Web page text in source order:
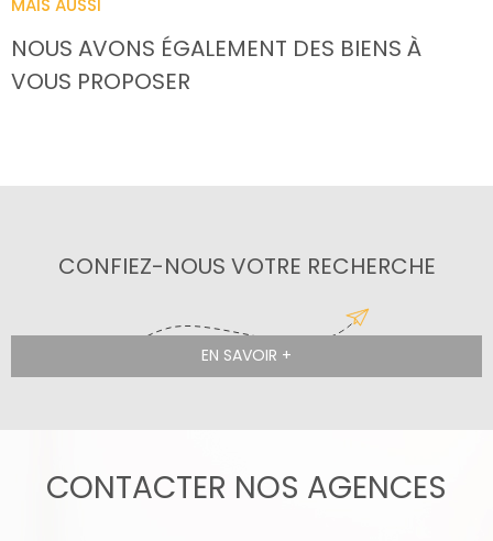
MAIS AUSSI
NOUS AVONS ÉGALEMENT DES BIENS À
VOUS PROPOSER
CONFIEZ-NOUS VOTRE RECHERCHE
EN SAVOIR +
CONTACTER NOS AGENCES